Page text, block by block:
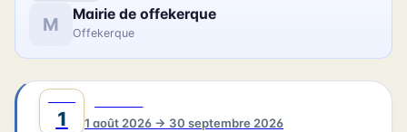
M Mairie de offekerque
Offekerque
1 1 août 2026 → 30 septembre 2026